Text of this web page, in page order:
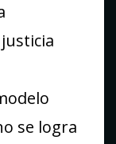
se logra